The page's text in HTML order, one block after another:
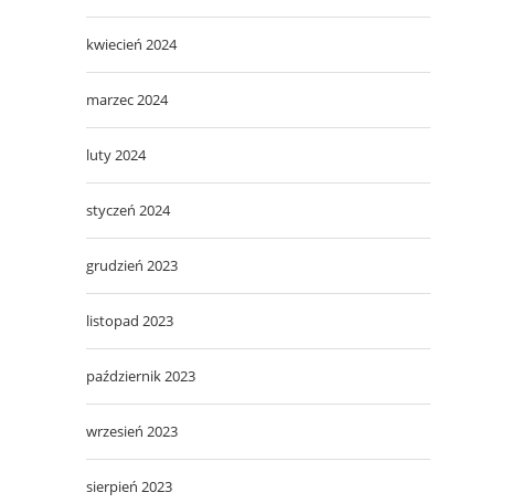
kwiecień 2024
marzec 2024
luty 2024
styczeń 2024
grudzień 2023
listopad 2023
październik 2023
wrzesień 2023
sierpień 2023